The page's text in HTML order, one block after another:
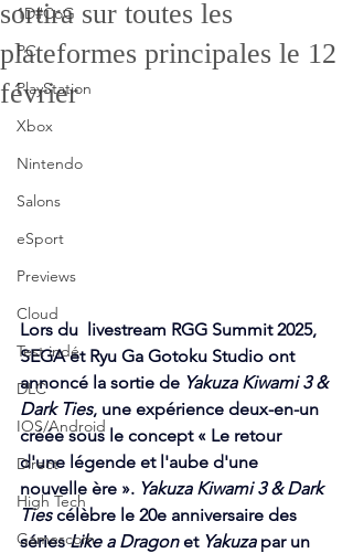
1D#CoG
PC
PlayStation
Xbox
Nintendo
Salons
eSport
Previews
Cloud
Test indé
DLC
IOS/Android
Direct
High Tech
Gamescom
sortira sur toutes les
plateformes principales le 12
février
Lors du  livestream RGG Summit 2025,
SEGA et Ryu Ga Gotoku Studio ont
annoncé la sortie de Yakuza Kiwami 3 &
Dark Ties, une expérience deux-en-un
créée sous le concept « Le retour
d'une légende et l'aube d'une
nouvelle ère ». Yakuza Kiwami 3 & Dark
Ties célèbre le 20e anniversaire des
séries Like a Dragon et Yakuza par un